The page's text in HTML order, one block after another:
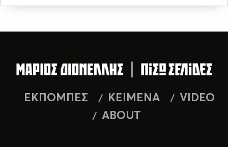
ΕΚΠΟΜΠΕΣ ΚΕΙΜΕΝΑ
VIDEO
ABOUT